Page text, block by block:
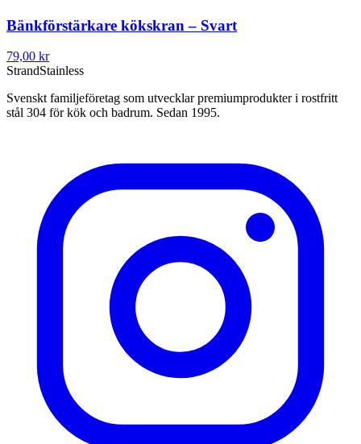
Bänkförstärkare kökskran – Svart
79,00 kr
StrandStainless
Svenskt familjeföretag som utvecklar premiumprodukter i rostfritt
stål 304 för kök och badrum. Sedan 1995.